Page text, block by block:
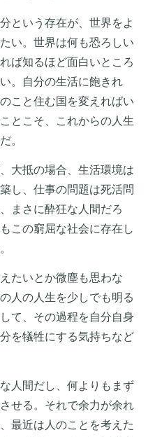
という存在が、世界をよ
い。世界は何も恐ろしい
ば知るほど面白いところ
。自分の生活に飽きれ
こと住む国を変えればい
とこそ、これからの人生
。
大抵の場合、生活環境は
し、仕事の問題は死活問
まさに酔狂な人間だろ
この窮屈な社会に存在し
たいとか微塵も思わな
人の人生を少しでも明る
て、その過程を自分自身
を犠牲にする気持ちなど
人間だし、何よりもまず
せる。それで余力が余れ
最近は人のことを考えた